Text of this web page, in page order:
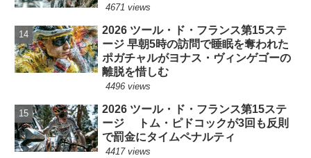
4671 views
2026 ツール・ド・フランス第15ステ
ージ 早朝5時の訪問で睡眠を奪われた
ポガチャルがヨナス・ヴィンゲゴーの
離脱を惜しむ
4496 views
2026 ツール・ド・フランス第15ステ
ージ トム・ピドコックが3回も反則
で罰金にタイムペナルティ
4417 views